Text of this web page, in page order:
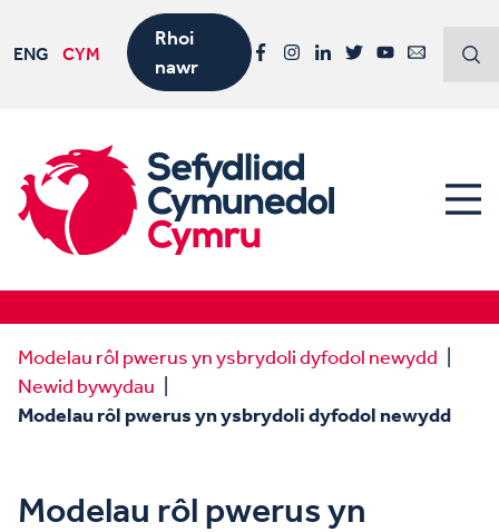
ENG CYM
Rhoi
nawr
Modelau rôl pwerus yn ysbrydoli dyfodol newydd
Newid bywydau
Modelau rôl pwerus yn ysbrydoli dyfodol newydd
Modelau rôl pwerus yn